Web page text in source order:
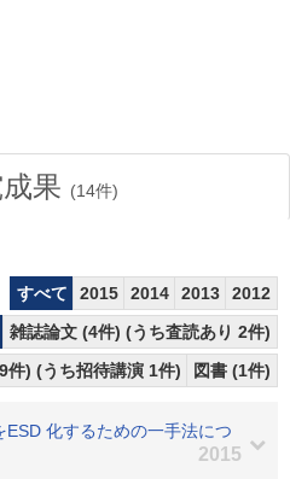
果 (14件)
すべて 2015 2014 2013
2012
雑誌論文 (4件) (うち査読あり 2件)
件) (うち招待講演 1件)
図書 (1件)
化するための一手法につ
2015